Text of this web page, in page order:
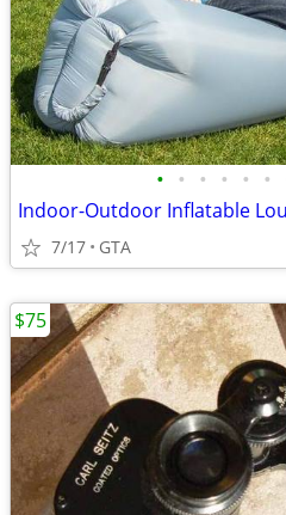
• • • • • •
Indoor-Outdoor Inflatable
7/17 GTA
$75